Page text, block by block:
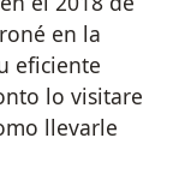
en la
eficiente
lo visitare
llevarle